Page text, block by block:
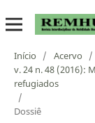
Início / Acervo
/
v. 24 n. 48 (2016):
refugiados
/
Dossiê